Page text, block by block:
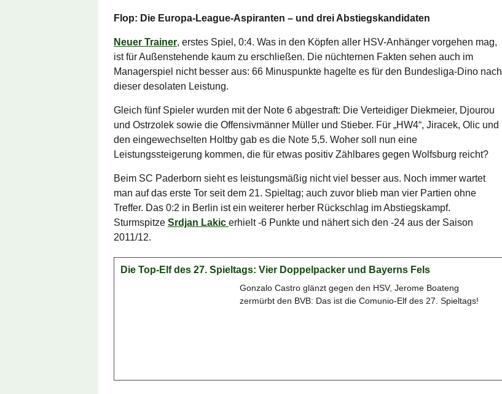
Flop: Die Europa-League-Aspiranten – und drei Abstiegskandidaten
Neuer Trainer, erstes Spiel, 0:4. Was in den Köpfen aller HSV-Anhänger vorgehen mag,
ist für Außenstehende kaum zu erschließen. Die nüchternen Fakten sehen auch im
Managerspiel nicht besser aus: 66 Minuspunkte hagelte es für den Bundesliga-Dino nach
dieser desolaten Leistung.
Gleich fünf Spieler wurden mit der Note 6 abgestraft: Die Verteidiger Diekmeier, Djourou
und Ostrzolek sowie die Offensivmänner Müller und Stieber. Für „HW4“, Jiracek, Olic und
den eingewechselten Holtby gab es die Note 5,5. Woher soll nun eine
Leistungssteigerung kommen, die für etwas positiv Zählbares gegen Wolfsburg reicht?
Beim SC Paderborn sieht es leistungsmäßig nicht viel besser aus. Noch immer wartet
man auf das erste Tor seit dem 21. Spieltag; auch zuvor blieb man vier Partien ohne
Treffer. Das 0:2 in Berlin ist ein weiterer herber Rückschlag im Abstiegskampf.
Sturmspitze Srdjan Lakic erhielt -6 Punkte und nähert sich den -24 aus der Saison
2011/12.
Die Top-Elf des 27. Spieltags: Vier Doppelpacker und Bayerns Fels
Gonzalo Castro glänzt gegen den HSV, Jerome Boateng
zermürbt den BVB: Das ist die Comunio-Elf des 27. Spieltags!